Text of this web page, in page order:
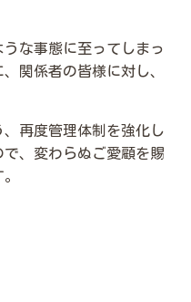
な事態に至ってしまっ
関係者の皆様に対し、
再度管理体制を強化し
、変わらぬご愛顧を賜